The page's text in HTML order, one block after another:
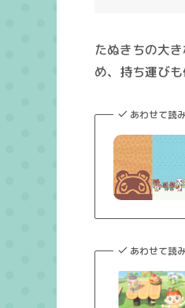
たぬきちの大
め、持ち運びも
あわせて読
あわせて読